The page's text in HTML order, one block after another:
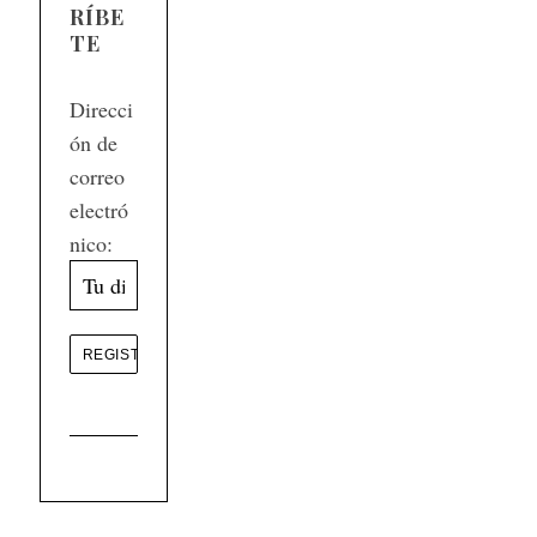
RÍBE
TE
Direcci
ón de
correo
electró
nico: